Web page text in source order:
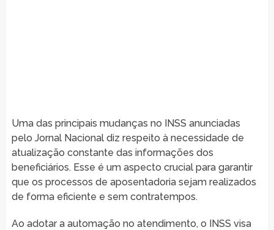
Uma das principais mudanças no INSS anunciadas
pelo Jornal Nacional diz respeito à necessidade de
atualização constante das informações dos
beneficiários. Esse é um aspecto crucial para garantir
que os processos de aposentadoria sejam realizados
de forma eficiente e sem contratempos.
Ao adotar a automação no atendimento, o INSS visa